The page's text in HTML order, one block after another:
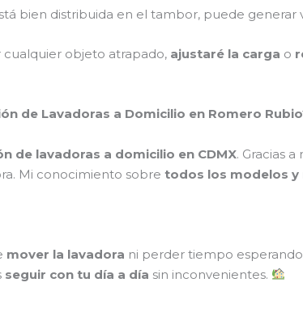
bien distribuida en el tambor, puede generar
cualquier objeto atrapado, ajustaré la carga o
de Lavadoras a Domicilio en Romero
de lavadoras a domicilio en CDMX. Gracias
Mi conocimiento sobre todos los modelos y
mover la lavadora ni perder tiempo
seguir con tu día a día sin inconvenientes.